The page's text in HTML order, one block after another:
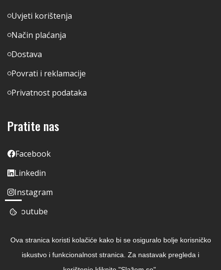
Uvjeti korištenja
Način plaćanja
Dostava
Povrati i reklamacije
Privatnost podataka
Pratite nas
Facebook
Linkedin
Instagram
Youtube
Ova stranica koristi kolačiće kako bi se osiguralo bolje korisničko
iskustvo i funkcionalnost stranica. Za nastavak pregleda i